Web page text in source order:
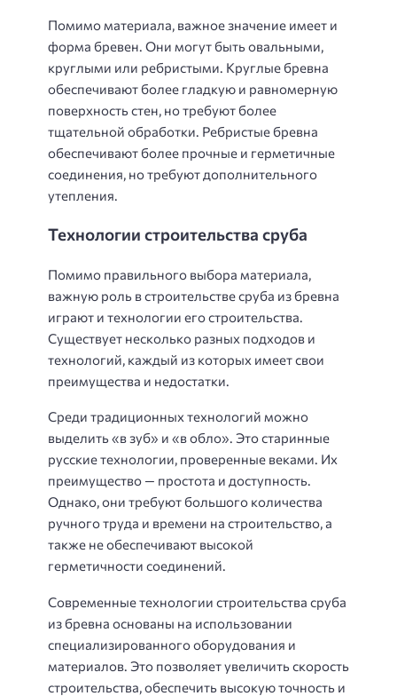
Помимо материала, важное значение имеет и
форма бревен. Они могут быть овальными,
круглыми или ребристыми. Круглые бревна
обеспечивают более гладкую и равномерную
поверхность стен, но требуют более
тщательной обработки. Ребристые бревна
обеспечивают более прочные и герметичные
соединения, но требуют дополнительного
утепления.
Технологии строительства сруба
Помимо правильного выбора материала,
важную роль в строительстве сруба из бревна
играют и технологии его строительства.
Существует несколько разных подходов и
технологий, каждый из которых имеет свои
преимущества и недостатки.
Среди традиционных технологий можно
выделить «в зуб» и «в обло». Это старинные
русские технологии, проверенные веками. Их
преимущество — простота и доступность.
Однако, они требуют большого количества
ручного труда и времени на строительство, а
также не обеспечивают высокой
герметичности соединений.
Современные технологии строительства сруба
из бревна основаны на использовании
специализированного оборудования и
материалов. Это позволяет увеличить скорость
строительства, обеспечить высокую точность и